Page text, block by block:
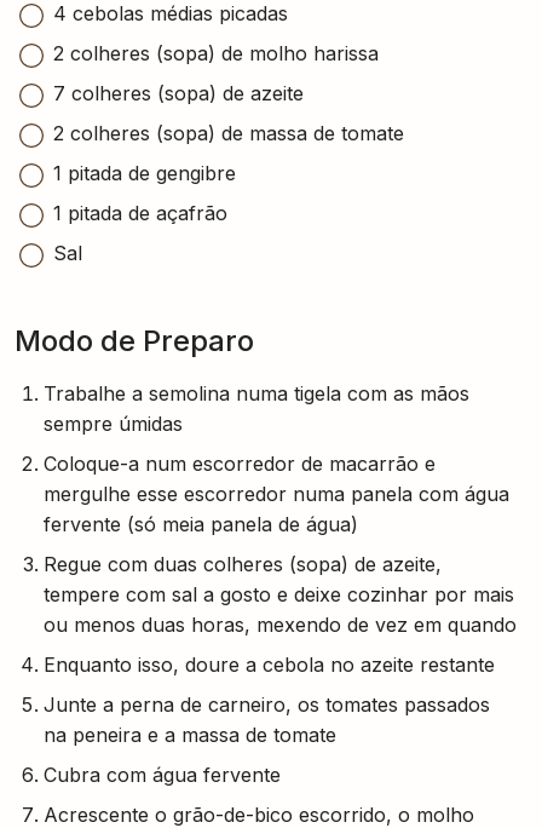
4 cebolas médias picadas
2 colheres (sopa) de molho harissa
7 colheres (sopa) de azeite
2 colheres (sopa) de massa de tomate
1 pitada de gengibre
1 pitada de açafrão
Sal
Modo de Preparo
Trabalhe a semolina numa tigela com as mãos
sempre úmidas
Coloque-a num escorredor de macarrão e
mergulhe esse escorredor numa panela com água
fervente (só meia panela de água)
Regue com duas colheres (sopa) de azeite,
tempere com sal a gosto e deixe cozinhar por mais
ou menos duas horas, mexendo de vez em quando
Enquanto isso, doure a cebola no azeite restante
Junte a perna de carneiro, os tomates passados
na peneira e a massa de tomate
Cubra com água fervente
Acrescente o grão-de-bico escorrido, o molho